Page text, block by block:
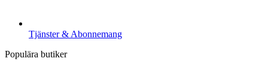
Tjänster & Abonnemang
Populära butiker